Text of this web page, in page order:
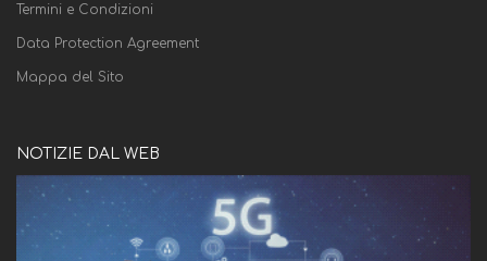
Termini e Condizioni
Data Protection Agreement
Mappa del Sito
NOTIZIE DAL WEB